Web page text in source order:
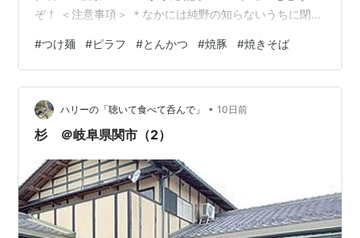
ぞ！ ＜注意事項＞ ＊なかには純野の知らないうちに閉店
は、現在のメニューにはないも のもあるかもしれませ
ん。 ＊正解されても景品は出ませんので念のため。 それ
ではどうぞ！ ＜Q0151＞ 161001本郷赤門前のつけ麺店
です。基本はこの ”つけ麺どろり”で、 ・ドロドロつけ汁
に緑の大葉ペースト ・メンマではなく姫タケノコ が特徴
#つけ麺 #ピラフ #とんかつ #焼豚 #焼きそば
ハリーの「聴いて食べて呑んで」 • 10日前
杉 ＠岐阜県関市（2）